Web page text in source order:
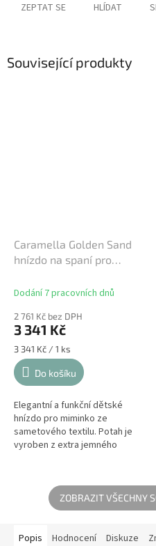
ZEPTAT SE HLÍDAT
Související produkty
Caramella Golden Sand
hnízdo na spaní pro
Dodání 7 pracovních dnů
2 761 Kč bez DPH
3 341 Kč
Měrná
cena:
3 341 Kč / 1 ks
Do košíku
Elegantní a funkční dětské
hnízdo pro miminko ze
sametového textilu. Potah je
vyroben z extra jemného
dítě bude cítí klidně...
ZOBRAZIT VŠECHNY
Popis Hodnocení Diskuze